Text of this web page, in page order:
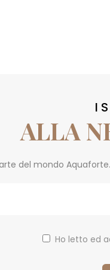
ALLA
del mondo
Ho letto ed